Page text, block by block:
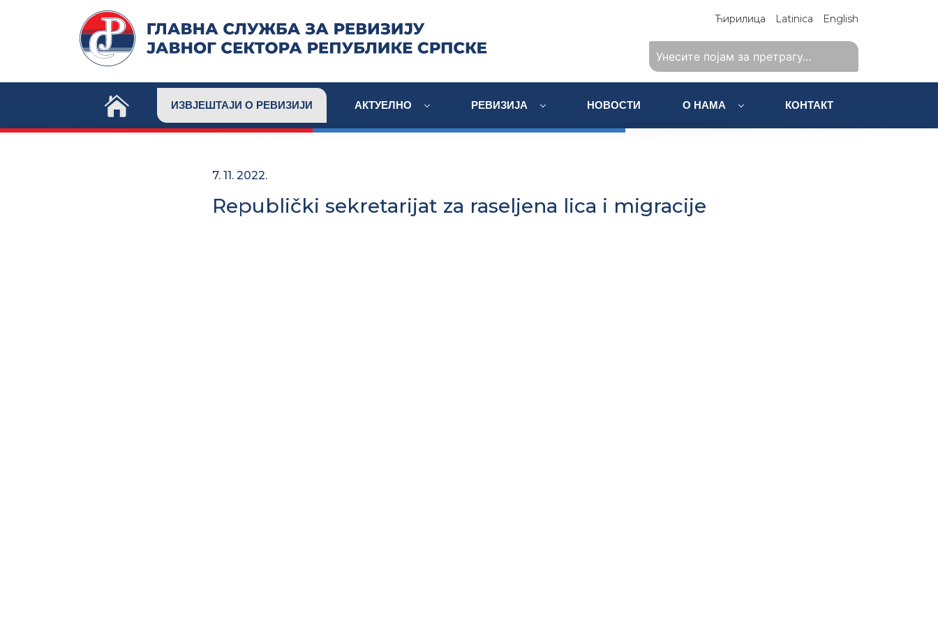
Ћирилица Latinica English
ИЗВЈЕШТАЈИ О РЕВИЗИЈИ АКТУЕЛНО РЕВИЗИЈА НОВОСТИ О НАМА КОНТАКТ
7. 11. 2022.
Republički sekretarijat za raseljena lica i migracije